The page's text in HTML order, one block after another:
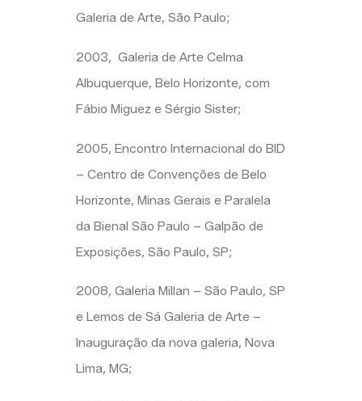
Galeria de Arte, São Paulo;
2003, Galeria de Arte Celma
Albuquerque, Belo Horizonte, com
Fábio Miguez e Sérgio Sister;
2005, Encontro Internacional do BID
– Centro de Convenções de Belo
Horizonte, Minas Gerais e Paralela
da Bienal São Paulo – Galpão de
Exposições, São Paulo, SP;
2008, Galeria Millan – São Paulo, SP
e Lemos de Sá Galeria de Arte –
Inauguração da nova galeria, Nova
Lima, MG;